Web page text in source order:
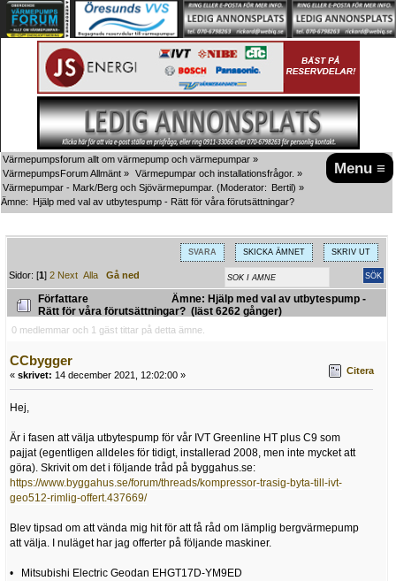
Menu ≡
Värmepumpsforum allt om värmepump och värmepumpar »
VärmepumpsForum Allmänt » Värmepumpar och installationsfrågor. »
Värmepumpar - Mark/Berg och Sjövärmepumpar. (Moderator: Bertil) »
Ämne: Hjälp med val av utbytespump - Rätt för våra förutsättningar?
SVARA SKICKA ÄMNET SKRIV UT
Sidor: [1]2 Next Alla Gå ned
Författare
Ämne: Hjälp med val av utbytespump -
Rätt för våra förutsättningar? (läst 6262 gånger)
0 medlemmar och 1 gäst tittar på detta ämne.
CCbygger
« skrivet: 14 december 2021, 12:02:00 » Citera
Hej,
Är i fasen att välja utbytespump för vår IVT Greenline HT plus C9 som
pajjat (egentligen alldeles för tidigt, installerad 2008, men inte mycket att
göra). Skrivit om det i följande tråd på byggahus.se:
https://www.byggahus.se/forum/threads/kompressor-trasig-byta-till-ivt-
geo512-rimlig-offert.437669/
Blev tipsad om att vända mig hit för att få råd om lämplig bergvärmepump
att välja. I nuläget har jag offerter på följande maskiner.
• Mitsubishi Electric Geodan EHGT17D-YM9ED